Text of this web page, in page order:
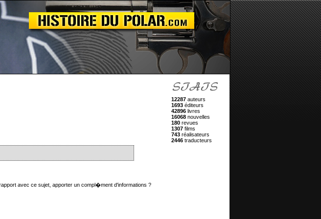
avec ce sujet, apporter un compl�ment d'informations ?
12287 auteurs
1693 éditeurs
42896 livres
16068 nouvelles
180 revues
1307 films
743 réalisateurs
2446 traducteurs